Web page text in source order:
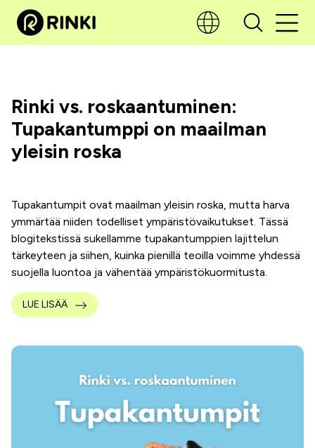
Rinki vs. roskaantuminen:
Tupakantumppi on maailman
yleisin roska
Tupakantumpit ovat maailman yleisin roska, mutta harva
ymmärtää niiden todelliset ympäristövaikutukset. Tässä
blogitekstissä sukellamme tupakantumppien lajittelun
tärkeyteen ja siihen, kuinka pienillä teoilla voimme yhdessä
suojella luontoa ja vähentää ympäristökuormitusta.
LUE LISÄÄ